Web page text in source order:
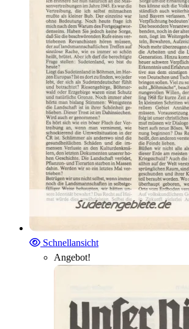
Schnellansicht
Angebot!